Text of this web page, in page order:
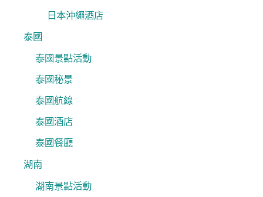
日本沖繩酒店
泰國
泰國景點活動
泰國秘景
泰國航線
泰國酒店
泰國餐廳
湖南
湖南景點活動